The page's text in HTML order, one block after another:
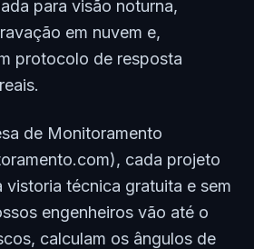
para visão noturna,
em nuvem e,
protocolo de resposta
de Monitoramento
cada projeto
vistoria técnica gratuita e sem
engenheiros vão até o
calculam os ângulos de